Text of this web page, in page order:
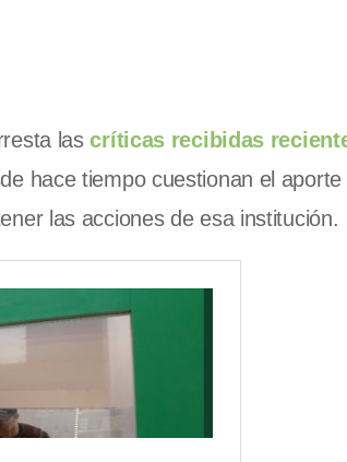
lascríticas recibidas
hace tiempo cuestionan el
las acciones de esa institución.